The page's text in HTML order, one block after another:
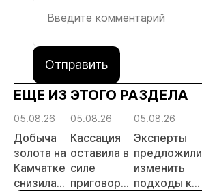
Отправить
ЕЩЕ ИЗ ЭТОГО РАЗДЕЛА
05.08.26
Добыча
золота на
Камчатке
снизилась
05.08.26
Кассация
оставила в
силе
приговор
05.08.26
Эксперты
предложили
изменить
подходы к